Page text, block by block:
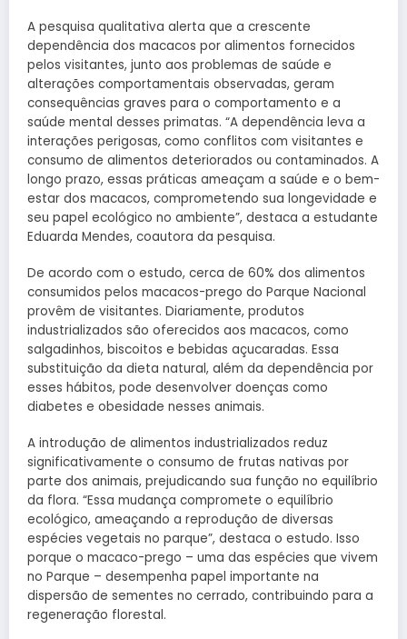
A pesquisa qualitativa alerta que a crescente
dependência dos macacos por alimentos fornecidos
pelos visitantes, junto aos problemas de saúde e
alterações comportamentais observadas, geram
consequências graves para o comportamento e a
saúde mental desses primatas. “A dependência leva a
interações perigosas, como conflitos com visitantes e
consumo de alimentos deteriorados ou contaminados. A
longo prazo, essas práticas ameaçam a saúde e o bem-
estar dos macacos, comprometendo sua longevidade e
seu papel ecológico no ambiente”, destaca a estudante
Eduarda Mendes, coautora da pesquisa.
De acordo com o estudo, cerca de 60% dos alimentos
consumidos pelos macacos-prego do Parque Nacional
provêm de visitantes. Diariamente, produtos
industrializados são oferecidos aos macacos, como
salgadinhos, biscoitos e bebidas açucaradas. Essa
substituição da dieta natural, além da dependência por
esses hábitos, pode desenvolver doenças como
diabetes e obesidade nesses animais.
A introdução de alimentos industrializados reduz
significativamente o consumo de frutas nativas por
parte dos animais, prejudicando sua função no equilíbrio
da flora. “Essa mudança compromete o equilíbrio
ecológico, ameaçando a reprodução de diversas
espécies vegetais no parque”, destaca o estudo. Isso
porque o macaco-prego – uma das espécies que vivem
no Parque – desempenha papel importante na
dispersão de sementes no cerrado, contribuindo para a
regeneração florestal.